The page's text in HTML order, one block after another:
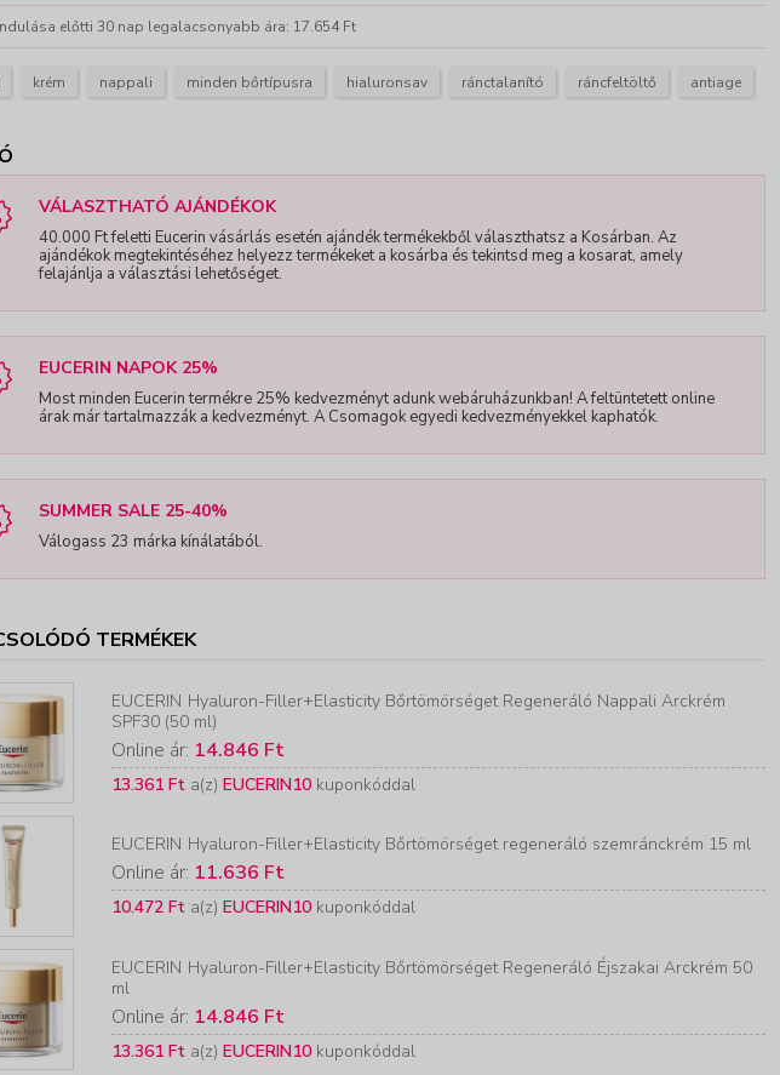
előtti 30 nap legalacsonyabb ára: 17.654 Ft
krém nappali minden bőrtípusra hialuronsav ránctalanító ráncfeltöltő antiage
VÁLASZTHATÓ AJÁNDÉKOK
40.000 Ft feletti Eucerin vásárlás esetén ajándék termékekből választhatsz a Kosárban. Az
ajándékok megtekintéséhez helyezz termékeket a kosárba és tekintsd meg a kosarat, amely
felajánlja a választási lehetőséget.
EUCERIN NAPOK 25%
Most minden Eucerin termékre 25% kedvezményt adunk webáruházunkban! A feltüntetett online
árak már tartalmazzák a kedvezményt. A Csomagok egyedi kedvezményekkel kaphatók.
SUMMER SALE 25-40%
Válogass 23 márka kínálatából.
TERMÉKEK
EUCERIN Hyaluron-Filler+Elasticity Bőrtömörséget Regeneráló Nappali Arckrém
SPF30 (50 ml)
Online ár: 14.846 Ft
13.361 Ft a(z) EUCERIN10 kuponkóddal
EUCERIN Hyaluron-Filler+Elasticity Bőrtömörséget regeneráló szemránckrém 15 ml
Online ár: 11.636 Ft
10.472 Ft a(z) EUCERIN10 kuponkóddal
EUCERIN Hyaluron-Filler+Elasticity Bőrtömörséget Regeneráló Éjszakai Arckrém 50
ml
Online ár: 14.846 Ft
13.361 Ft a(z) EUCERIN10 kuponkóddal